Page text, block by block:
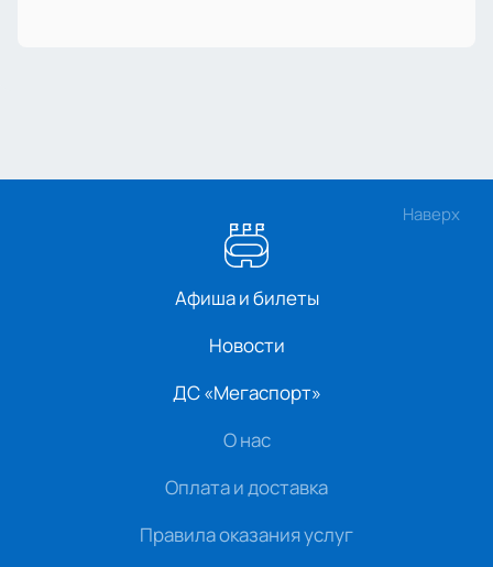
Наверх
Афиша и билеты
Новости
ДС «Мегаспорт»
О нас
Оплата и доставка
Правила оказания услуг